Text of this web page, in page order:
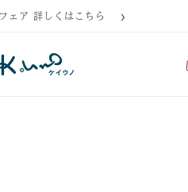
ェア 詳しくはこちら